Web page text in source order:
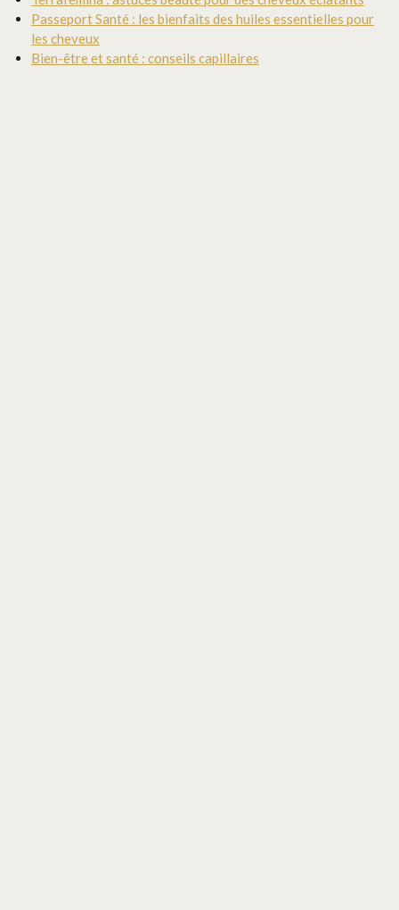
Passeport Santé : les bienfaits des huiles essentielles pour
les cheveux
Bien-être et santé : conseils capillaires